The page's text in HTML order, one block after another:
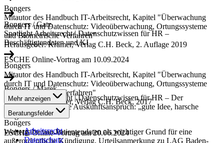
Bongers / Gatz
Spotlight Arbeitsrecht | Datenschutzwissen für HR –
Beschäftigtendaten und KI
ESCHE Online-Vortrag am 10.09.2024
Bongers / Marek
Spotlight Arbeitsrecht | Datenschutzwissen für HR – Der
datenschutzrechtliche Auskunftsanspruch: „gute Idee, harsche
Folgen"
ESCHE Online-Vortrag am 20.06.2024
Bongers
Mitautor des Handbuch IT-Arbeitsrecht, Kapitel "Überwachung
durch IT und Datenschutz: Videoüberwachung, Ortungssysteme
und Biometrische Verfahren"
Herausgeber: Kramer, Verlag C.H. Beck, 2. Auflage 2019
Bongers
Mitautor des Handbuch IT-Arbeitsrecht, Kapitel "Überwachung
durch IT und Datenschutz: Videoüberwachung, Ortungssysteme
und Biometrische Verfahren"
Herausgeber: Kramer, Verlag C.H. Beck, 2017
Bongers
Weitergabe von Patientendaten als wichtiger Grund für eine
außerordentliche Kündigung, Urteilsanmerkung zu LAG Baden-
Mehr anzeigen
Beratungsfelder
Arbeitsrecht
Datenschutz